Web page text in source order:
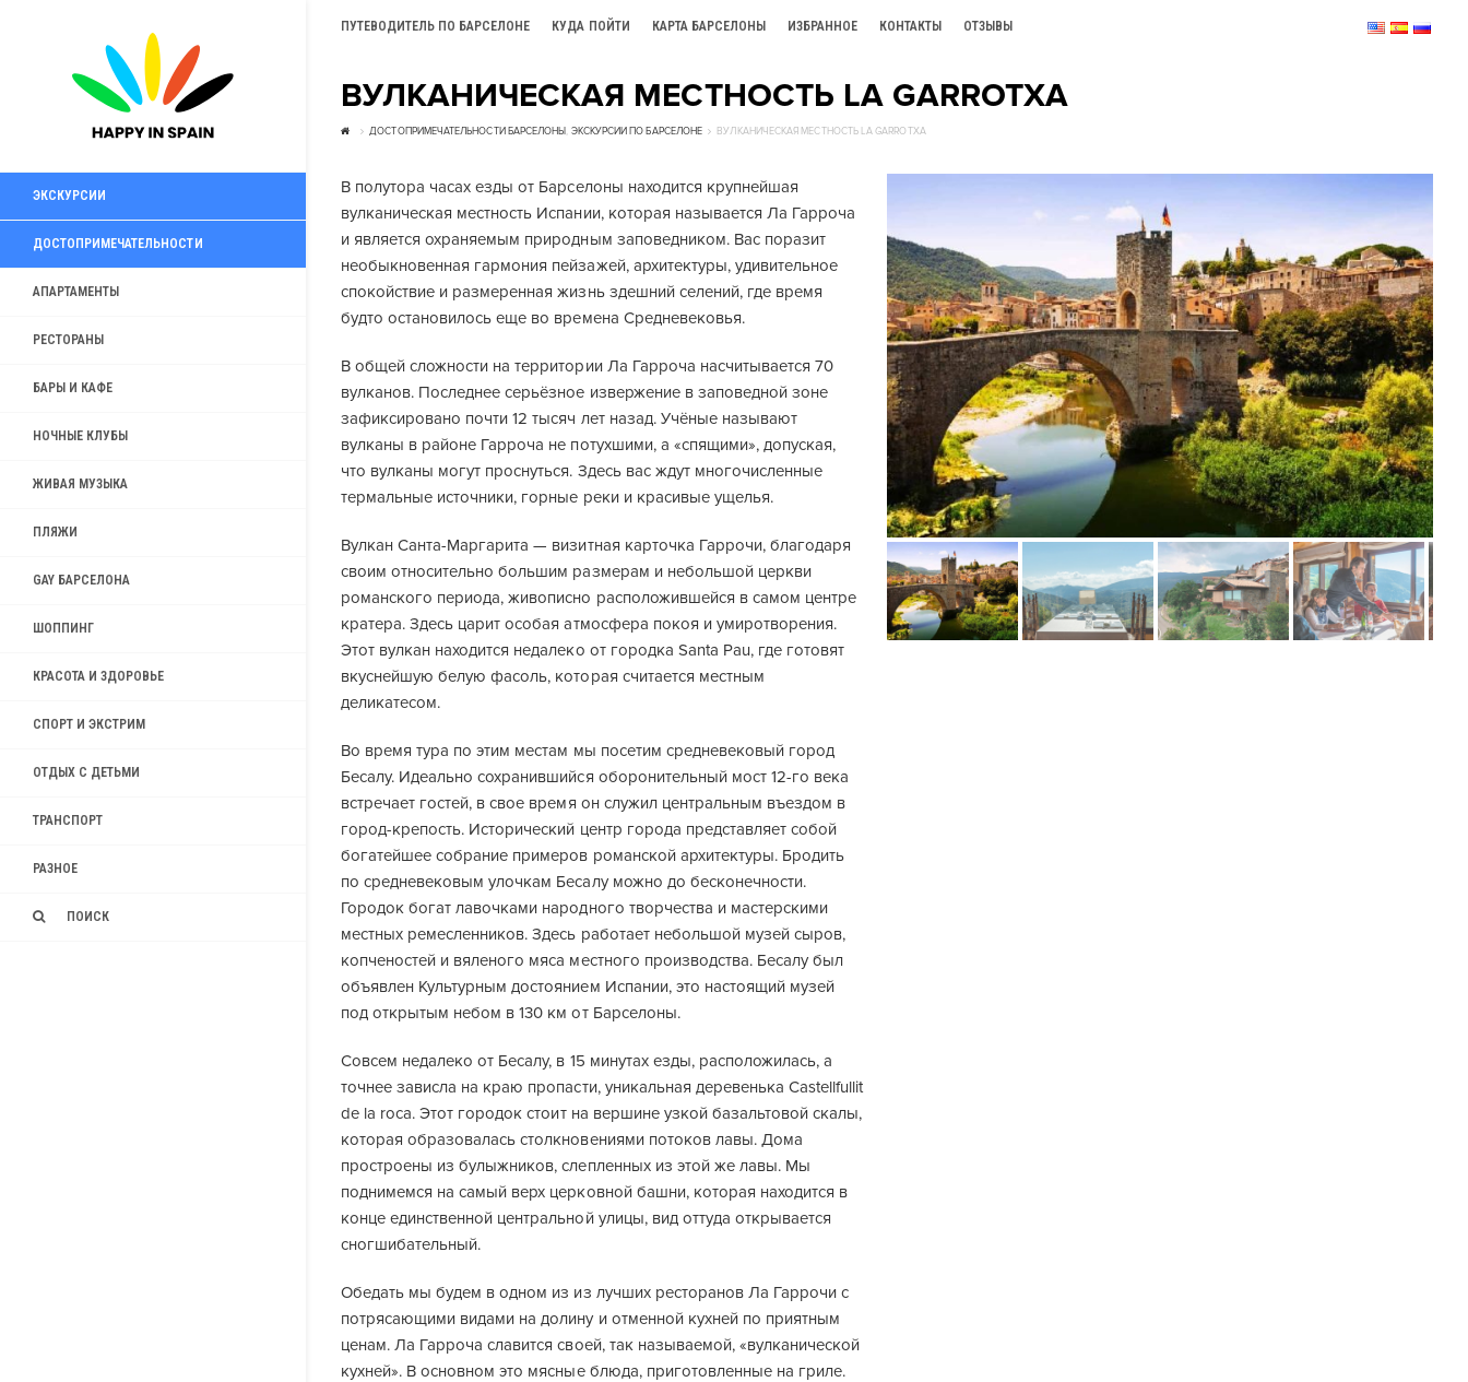
ПУТЕВОДИТЕЛЬ ПО БАРСЕЛОНЕ КУДА ПОЙТИ КАРТА БАРСЕЛОНЫ ИЗБРАННОЕ КОНТАКТЫ ОТЗЫВЫ
ЭКСКУРСИИ
ДОСТОПРИМЕЧАТЕЛЬНОСТИ
АПАРТАМЕНТЫ
РЕСТОРАНЫ
БАРЫ И КАФЕ
НОЧНЫЕ КЛУБЫ
ЖИВАЯ МУЗЫКА
ПЛЯЖИ
GAY БАРСЕЛОНА
ШОППИНГ
КРАСОТА И ЗДОРОВЬЕ
СПОРТ И ЭКСТРИМ
ОТДЫХ С ДЕТЬМИ
ТРАНСПОРТ
РАЗНОЕ
ПОИСК
ВУЛКАНИЧЕСКАЯ МЕСТНОСТЬ LA GARROTXA
ДОСТОПРИМЕЧАТЕЛЬНОСТИ БАРСЕЛОНЫ , ЭКСКУРСИИ ПО БАРСЕЛОНЕ ВУЛКАНИЧЕСКАЯ МЕСТНОСТЬ LA GARROTXA
В полутора часах езды от Барселоны находится крупнейшая
вулканическая местность Испании, которая называется Ла Гарроча
и является охраняемым природным заповедником. Вас поразит
необыкновенная гармония пейзажей, архитектуры, удивительное
спокойствие и размеренная жизнь здешний селений, где время
будто остановилось еще во времена Средневековья.
В общей сложности на территории Ла Гарроча насчитывается 70
вулканов. Последнее серьёзное извержение в заповедной зоне
зафиксировано почти 12 тысяч лет назад. Учёные называют
вулканы в районе Гарроча не потухшими, а «спящими», допуская,
что вулканы могут проснуться. Здесь вас ждут многочисленные
термальные источники, горные реки и красивые ущелья.
Вулкан Санта-Маргарита — визитная карточка Гаррочи, благодаря
своим относительно большим размерам и небольшой церкви
романского периода, живописно расположившейся в самом центре
кратера. Здесь царит особая атмосфера покоя и умиротворения.
Этот вулкан находится недалеко от городка Santa Pau, где готовят
вкуснейшую белую фасоль, которая считается местным
деликатесом.
Во время тура по этим местам мы посетим средневековый город
Бесалу. Идеально сохранившийся оборонительный мост 12-го века
встречает гостей, в свое время он служил центральным въездом в
город-крепость. Исторический центр города представляет собой
богатейшее собрание примеров романской архитектуры. Бродить
по средневековым улочкам Бесалу можно до бесконечности.
Городок богат лавочками народного творчества и мастерскими
местных ремесленников. Здесь работает небольшой музей сыров,
копченостей и вяленого мяса местного производства. Бесалу был
объявлен Культурным достоянием Испании, это настоящий музей
под открытым небом в 130 км от Барселоны.
Совсем недалеко от Бесалу, в 15 минутах езды, расположилась, а
точнее зависла на краю пропасти, уникальная деревенька Castellfullit
de la roca. Этот городок стоит на вершине узкой базальтовой скалы,
которая образовалась столкновениями потоков лавы. Дома
простроены из булыжников, слепленных из этой же лавы. Мы
поднимемся на самый верх церковной башни, которая находится в
конце единственной центральной улицы, вид оттуда открывается
сногшибательный.
Обедать мы будем в одном из из лучших ресторанов Ла Гаррочи с
потрясающими видами на долину и отменной кухней по приятным
ценам. Ла Гарроча славится своей, так называемой, «вулканической
кухней». В основном это мясные блюда, приготовленные на гриле.